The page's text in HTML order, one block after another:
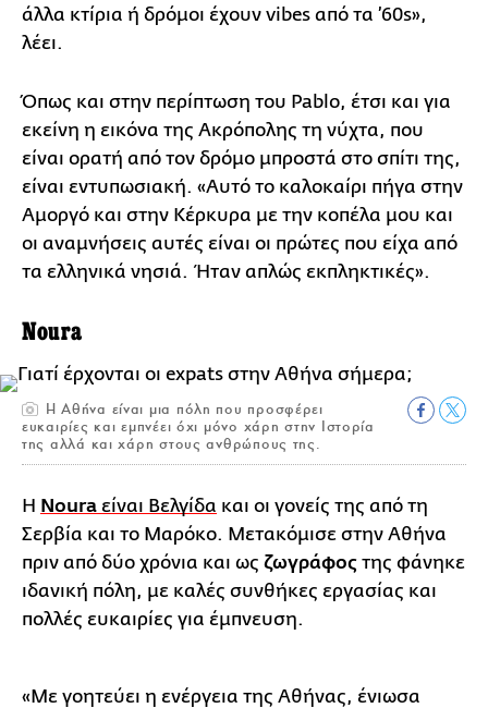
άλλα κτίρια ή δρόμοι έχουν vibes από τα ’60s»,
λέει.
Όπως και στην περίπτωση του Pablo, έτσι και για
εκείνη η εικόνα της Ακρόπολης τη νύχτα, που
είναι ορατή από τον δρόμο μπροστά στο σπίτι της,
είναι εντυπωσιακή. «Αυτό το καλοκαίρι πήγα στην
Αμοργό και στην Κέρκυρα με την κοπέλα μου και
οι αναμνήσεις αυτές είναι οι πρώτες που είχα από
τα ελληνικά νησιά. Ήταν απλώς εκπληκτικές».
Noura
Η Αθήνα είναι μια πόλη που προσφέρει
ευκαιρίες και εμπνέει όχι μόνο χάρη στην Ιστορία
της αλλά και χάρη στους ανθρώπους της.
H Noura είναι Βελγίδα και οι γονείς της από τη
Σερβία και το Μαρόκο. Μετακόμισε στην Αθήνα
πριν από δύο χρόνια και ως ζωγράφος της φάνηκε
ιδανική πόλη, με καλές συνθήκες εργασίας και
πολλές ευκαιρίες για έμπνευση.
«Με γοητεύει η ενέργεια της Αθήνας, ένιωσα